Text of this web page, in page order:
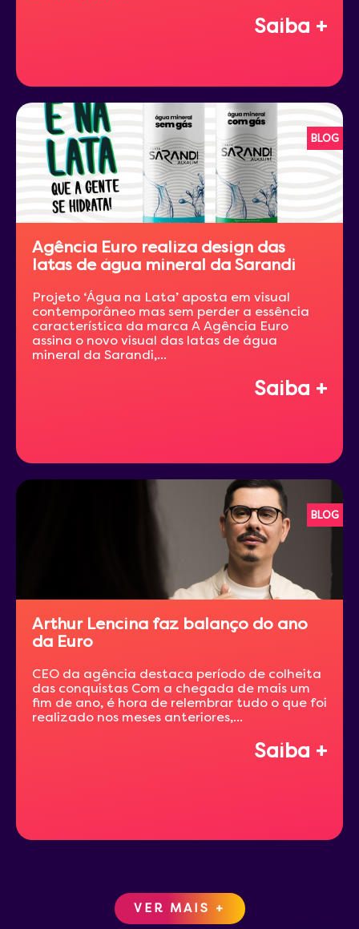
Saiba +
BLOG
Agência Euro realiza design das
latas de água mineral da Sarandi
Projeto ‘Água na Lata’ aposta em visual
contemporâneo mas sem perder a essência
característica da marca A Agência Euro
assina o novo visual das latas de água
mineral da Sarandi,...
Saiba +
BLOG
Arthur Lencina faz balanço do ano
da Euro
CEO da agência destaca período de colheita
das conquistas Com a chegada de mais um
fim de ano, é hora de relembrar tudo o que foi
realizado nos meses anteriores,...
Saiba +
VER MAIS +